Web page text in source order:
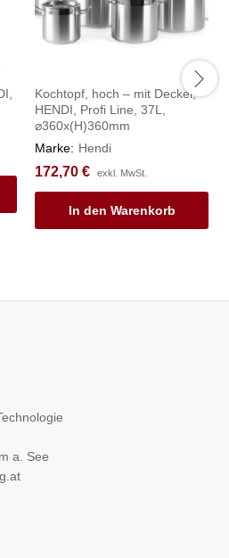
Kochtopf, hoch – mit Deckel,
HENDI, Profi Line, 37L,
⌀360x(H)360mm
Marke: Hendi
172,70 € exkl. MwSt.
In den Warenkorb
a. See